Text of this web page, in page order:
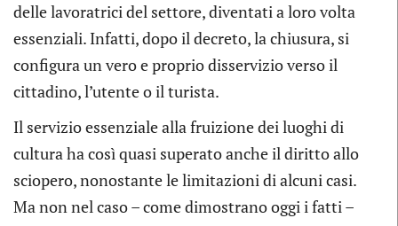
delle lavoratrici del settore, diventati a loro volta
essenziali. Infatti, dopo il decreto, la chiusura, si
configura un vero e proprio disservizio verso il
cittadino, l’utente o il turista.
Il servizio essenziale alla fruizione dei luoghi di
cultura ha così quasi superato anche il diritto allo
sciopero, nonostante le limitazioni di alcuni casi.
Ma non nel caso – come dimostrano oggi i fatti –